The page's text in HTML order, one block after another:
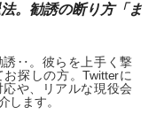
。勧誘の断り方「ま
誘‥。彼らを上手く撃
探しの方。Twitterに
や、リアルな現役会
します。